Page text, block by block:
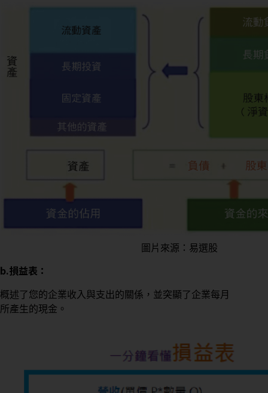
圖片來源：易選股
b.損益表：
概述了您的企業收入與支出的關係，並突顯了企業每月
所產生的現金。